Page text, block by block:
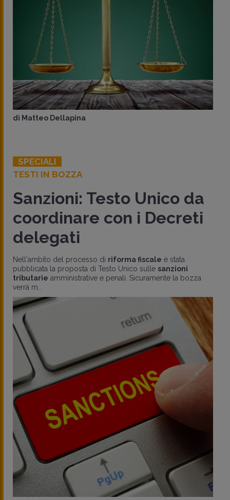
di Matteo Dellapina
SPECIALI
TESTI IN BOZZA
Sanzioni: Testo Unico da
coordinare con i Decreti
delegati
Nell'ambito del processo di riforma fiscale è stata
pubblicata la proposta di Testo Unico sulle sanzioni
tributarie amministrative e penali. Sicuramente la bozza
verrà m..